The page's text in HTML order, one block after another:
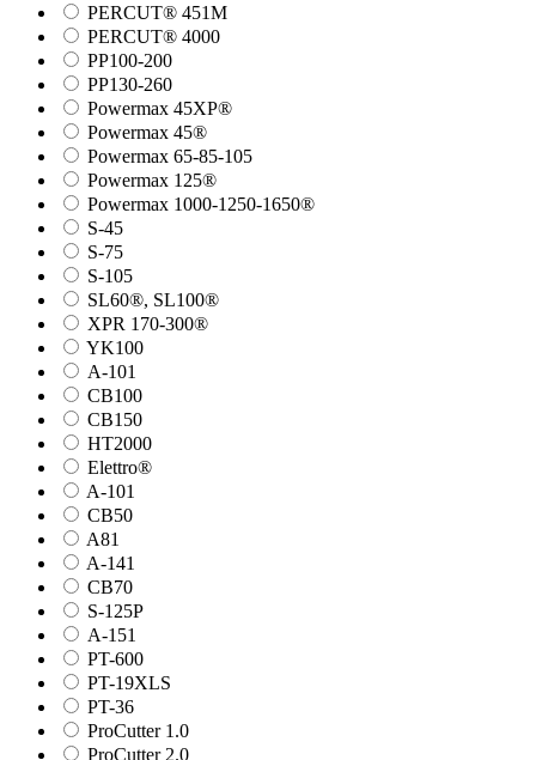
PERCUT® 451M
PERCUT® 4000
PP100-200
PP130-260
Powermax 45XP®
Powermax 45®
Powermax 65-85-105
Powermax 125®
Powermax 1000-1250-1650®
S-45
S-75
S-105
SL60®, SL100®
XPR 170-300®
YK100
А-101
СВ100
СВ150
HT2000
Elettro®
A-101
СВ50
A81
A-141
СВ70
S-125P
А-151
PT-600
PT-19XLS
PT-36
ProCutter 1.0
ProCutter 2.0